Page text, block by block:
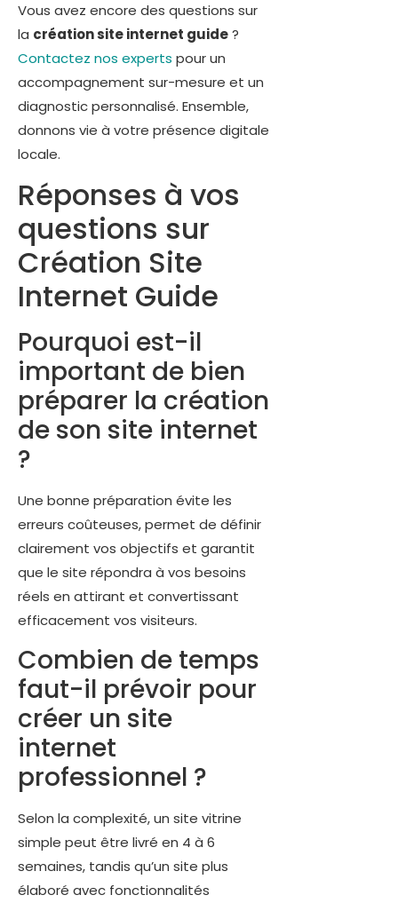
Vous avez encore des questions sur
la création site internet guide?
Contactez nos experts pour un
accompagnement sur-mesure et un
diagnostic personnalisé. Ensemble,
donnons vie à votre présence digitale
locale.
Réponses à vos
questions sur
Création Site
Internet Guide
Pourquoi est-il
important de bien
préparer la création
de son site internet
?
Une bonne préparation évite les
erreurs coûteuses, permet de définir
clairement vos objectifs et garantit
que le site répondra à vos besoins
réels en attirant et convertissant
efficacement vos visiteurs.
Combien de temps
faut-il prévoir pour
créer un site
internet
professionnel ?
Selon la complexité, un site vitrine
simple peut être livré en 4 à 6
semaines, tandis qu’un site plus
élaboré avec fonctionnalités